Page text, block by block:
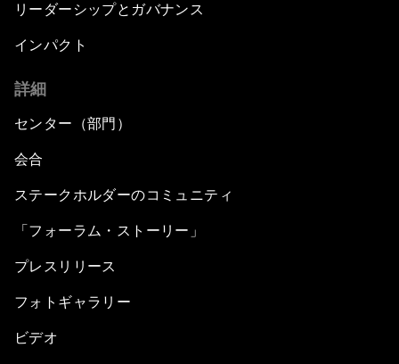
リーダーシップとガバナンス
インパクト
詳細
センター（部門）
会合
ステークホルダーのコミュニティ
「フォーラム・ストーリー」
プレスリリース
フォトギャラリー
ビデオ